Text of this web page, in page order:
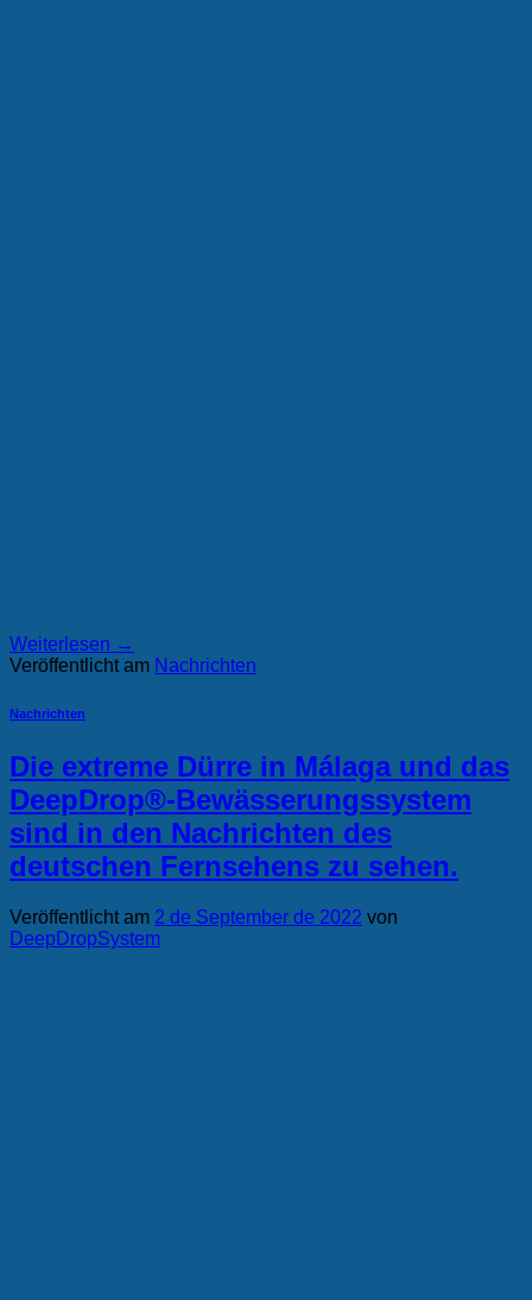
Weiterlesen →
Veröffentlicht am Nachrichten
Nachrichten
Die extreme Dürre in Málaga und das
DeepDrop®-Bewässerungssystem
sind in den Nachrichten des
deutschen Fernsehens zu sehen.
Veröffentlicht am 2 de September de 2022 von
DeepDropSystem